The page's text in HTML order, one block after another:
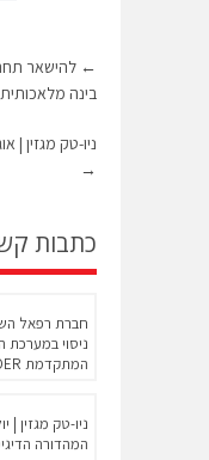
← להישאר
בינה
ניו-טק מגזין | אוגוסט 2024 |
→
כתבות
חברת רפאל
ניסוי במערכת
המתקדמת SPYDER
המהדורה